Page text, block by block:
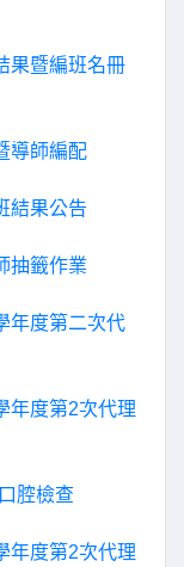
果暨編班名冊
導師編配
結果公告
抽籤作業
年度第二次代
年度第2次代理
腔檢查
年度第2次代理